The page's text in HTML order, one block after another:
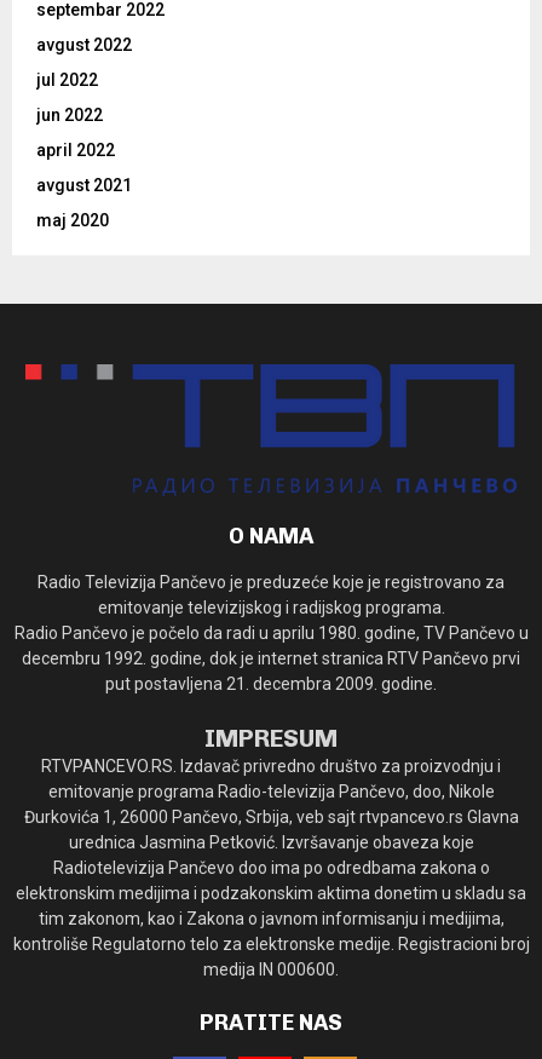
septembar 2022
avgust 2022
jul 2022
jun 2022
april 2022
avgust 2021
maj 2020
O NAMA
Radio Televizija Pančevo je preduzeće koje je registrovano za
emitovanje televizijskog i radijskog programa.
Radio Pančevo je počelo da radi u aprilu 1980. godine, TV Pančevo u
decembru 1992. godine, dok je internet stranica RTV Pančevo prvi
put postavljena 21. decembra 2009. godine.
IMPRESUM
RTVPANCEVO.RS. Izdavač privredno društvo za proizvodnju i
emitovanje programa Radio-televizija Pančevo, doo, Nikole
Đurkovića 1, 26000 Pančevo, Srbija, veb sajt rtvpancevo.rs Glavna
urednica Jasmina Petković. Izvršavanje obaveza koje
Radiotelevizija Pančevo doo ima po odredbama zakona o
elektronskim medijima i podzakonskim aktima donetim u skladu sa
tim zakonom, kao i Zakona o javnom informisanju i medijima,
kontroliše Regulatorno telo za elektronske medije. Registracioni broj
medija IN 000600.
PRATITE NAS